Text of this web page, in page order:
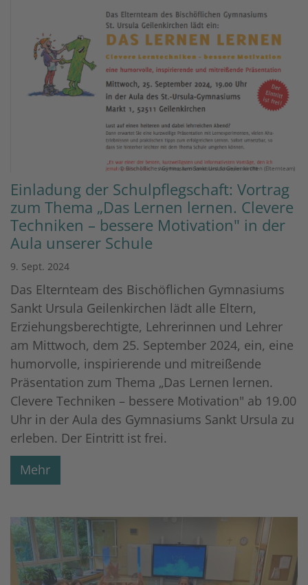
© Bischöfliches Gymnasium Sankt Ursula Geilenkirchen (Elternteam)
Einladung der Schulpflegschaft: Vortrag
zum Thema „Das Lernen lernen. Clevere
Techniken – bessere Motivation" in der
Aula unserer Schule
9. Sept. 2024
Das Elternteam des Bischöflichen Gymnasiums
Sankt Ursula Geilenkirchen lädt alle Eltern,
Erziehungsberechtigte, Lehrerinnen und Lehrer
am Mittwoch, dem 25. September 2024, ein, eine
humorvolle, inspirierende und mitreißende
Präsentation zum Thema „Das Lernen lernen.
Clevere Techniken – bessere Motivation" ab 19.00
Uhr in der Aula des Gymnasiums Sankt Ursula zu
erleben. Der Eintritt ist frei.
Mehr